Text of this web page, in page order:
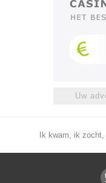
Uw
Ik kwam, ik zocht,